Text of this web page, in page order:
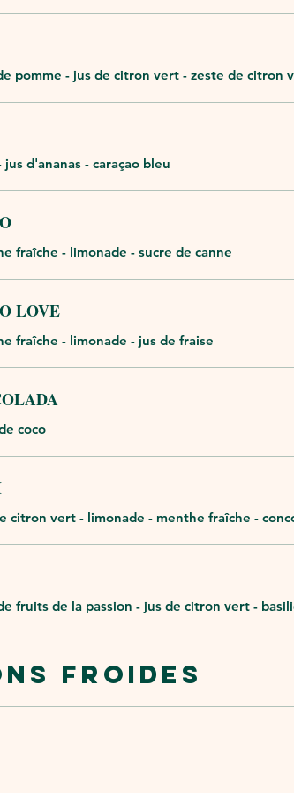
pomme - jus de citron vert - zeste de citron
d'ananas - caraçao bleu
fraîche - limonade - sucre de canne
LOVE
fraîche - limonade - jus de fraise
coco
citron vert - limonade - menthe fraîche -
fruits de la passion - jus de citron vert -
FROIDES